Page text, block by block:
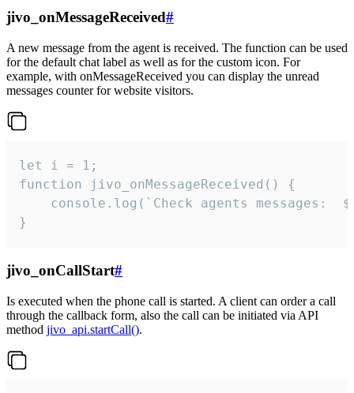
jivo_onMessageReceived#
A new message from the agent is received. The function can be used
for the default chat label as well as for the custom icon. For
example, with onMessageReceived you can display the unread
messages counter for website visitors.
let i = 1;
function jivo_onMessageReceived() {
}
jivo_onCallStart#
Is executed when the phone call is started. A client can order a call
through the callback form, also the call can be initiated via API
method jivo_api.startCall().